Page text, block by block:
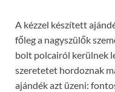
A kézzel készített
főleg a nagyszülők
bolt polcairól kerülnek
szeretetet hordoznak
ajándék azt üzeni: